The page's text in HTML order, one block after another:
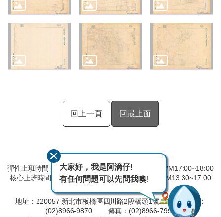
回上一頁 回最上面
彈性上班時間：AM8:00~09:00 彈性下班時間：PM17:00~18:00
核心上班時間：星期一 ~ 星期五 AM08:30~12:30 PM13:30~17:00
地址：220057 新北市板橋區四川路2段橋頭1號
電話：
(02)8966-9870 傳真：(02)8966-7996
大家好，我是阿滴仔!
有任何問題可以先問我噢!